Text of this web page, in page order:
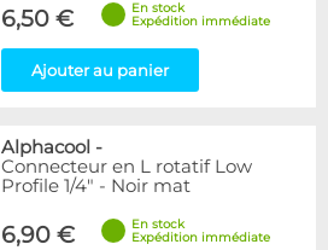
6,50 €
En stock
Expédition immédiate
Ajouter au panier
Alphacool -
Connecteur en L rotatif Low
Profile 1/4" - Noir mat
6,90 €
En stock
Expédition immédiate